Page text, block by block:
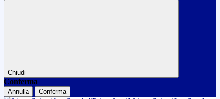
Chiudi
Conferma
Annulla Conferma